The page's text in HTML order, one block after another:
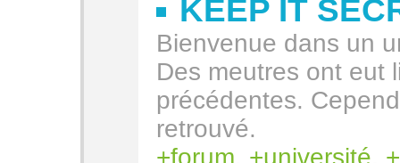
KEEP IT
Bienvenue dans un
Des meutres ont eut
précédentes.
retrouvé.
forum, université,